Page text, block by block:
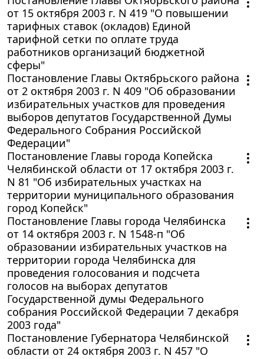
от 15 октября 2003 г. N 419 "О повышении
тарифных ставок (окладов) Единой
тарифной сетки по оплате труда
работников организаций бюджетной
сферы"
Постановление Главы Октябрьского района
от 2 октября 2003 г. N 409 "Об образовании
избирательных участков для проведения
выборов депутатов Государственной Думы
Федерального Собрания Российской
Федерации"
Постановление Главы города Копейска
Челябинской области от 17 октября 2003 г.
N 81 "Об избирательных участках на
территории муниципального образования
город Копейск"
Постановление Главы города Челябинска
от 14 октября 2003 г. N 1548-п "Об
образовании избирательных участков на
территории города Челябинска для
проведения голосования и подсчета
голосов на выборах депутатов
Государственной думы Федерального
собрания Российской Федерации 7 декабря
2003 года"
Постановление Губернатора Челябинской
области от 24 октября 2003 г. N 457 "О